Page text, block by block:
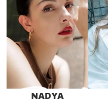
NADYA